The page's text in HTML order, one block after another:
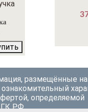
размещённые на
определяемой
ГК РФ.